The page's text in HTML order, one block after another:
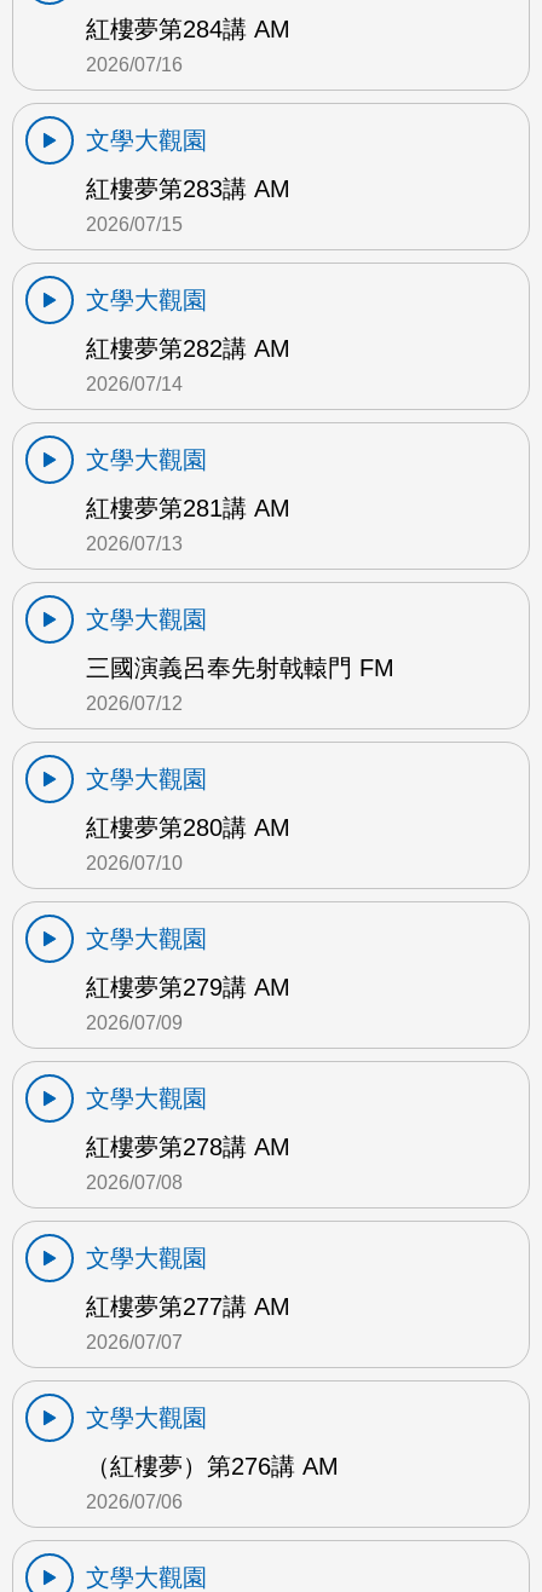
紅樓夢第284講 AM
2026/07/16
文學大觀園
紅樓夢第283講 AM
2026/07/15
文學大觀園
紅樓夢第282講 AM
2026/07/14
文學大觀園
紅樓夢第281講 AM
2026/07/13
文學大觀園
三國演義呂奉先射戟轅門 FM
2026/07/12
文學大觀園
紅樓夢第280講 AM
2026/07/10
文學大觀園
紅樓夢第279講 AM
2026/07/09
文學大觀園
紅樓夢第278講 AM
2026/07/08
文學大觀園
紅樓夢第277講 AM
2026/07/07
文學大觀園
（紅樓夢）第276講 AM
2026/07/06
文學大觀園